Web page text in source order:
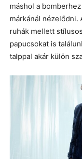
máshol a
márkánál nézelődni.
ruhák mellett
papucsokat is
talppal akár külön